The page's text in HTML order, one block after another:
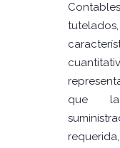
que la